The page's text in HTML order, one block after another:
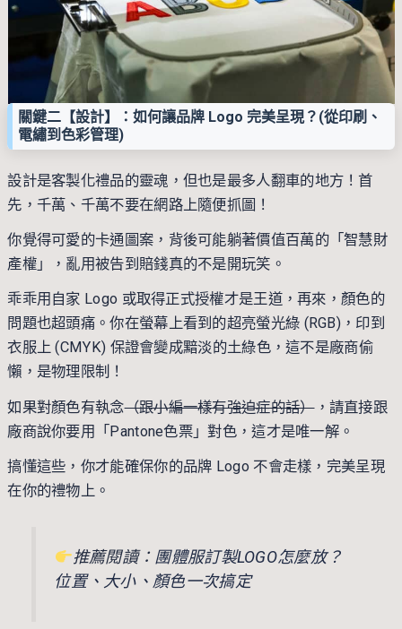
關鍵二【設計】：如何讓品牌 Logo 完美呈現？(從印刷、
電繡到色彩管理)
設計是客製化禮品的靈魂，但也是最多人翻車的地方！首
先，千萬、千萬不要在網路上隨便抓圖！
你覺得可愛的卡通圖案，背後可能躺著價值百萬的「智慧財
產權」，亂用被告到賠錢真的不是開玩笑。
乖乖用自家 Logo 或取得正式授權才是王道，再來，顏色的
問題也超頭痛。你在螢幕上看到的超亮螢光綠 (RGB)，印到
衣服上 (CMYK) 保證會變成黯淡的土綠色，這不是廠商偷
懶，是物理限制！
如果對顏色有執念（跟小編一樣有強迫症的話），請直接跟
廠商說你要用「Pantone色票」對色，這才是唯一解。
搞懂這些，你才能確保你的品牌 Logo 不會走樣，完美呈現
在你的禮物上。
推薦閱讀： 團體服訂製LOGO怎麼放？
位置、大小、顏色一次搞定